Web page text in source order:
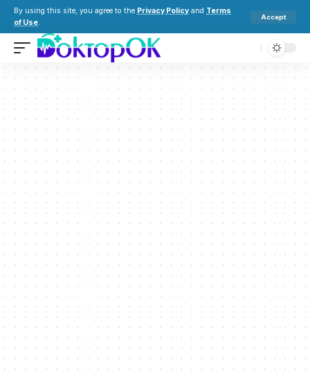
By using this site, you agree to the Privacy Policy and Terms
of Use.
Accept